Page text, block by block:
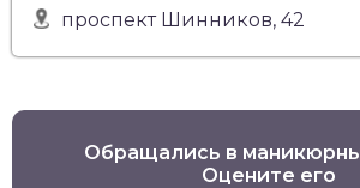
проспект Шинников, 42
Обращались в
Оцените его